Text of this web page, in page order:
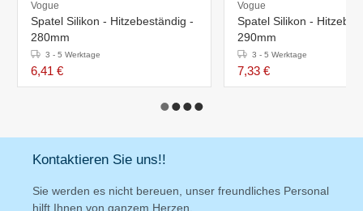
Vogue
Spatel Silikon - Hitzebeständig -
280mm
3 - 5 Werktage
6,41 €
Vogue
Spatel Silikon -
290mm
3 - 5 Werktage
7,33 €
Kontaktieren Sie uns!!
Sie werden es nicht bereuen, unser freundliches Personal
hilft Ihnen von ganzem Herzen.